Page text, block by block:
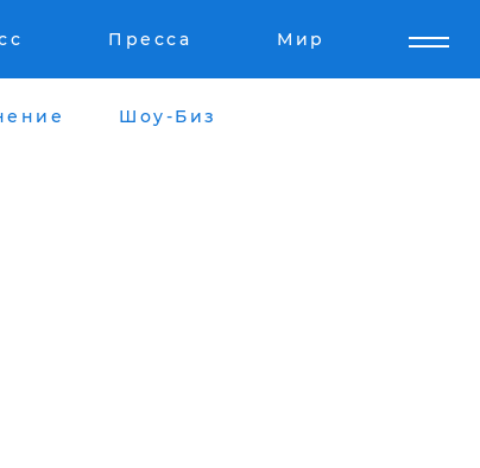
Пресса Мир
Шоу-Биз